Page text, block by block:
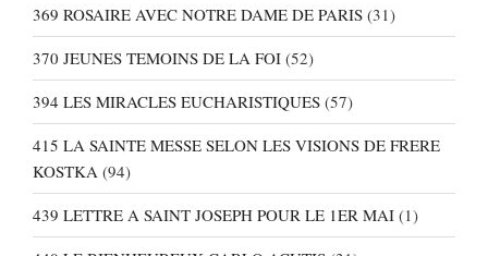
369 ROSAIRE AVEC NOTRE DAME DE PARIS (31)
370 JEUNES TEMOINS DE LA FOI (52)
394 LES MIRACLES EUCHARISTIQUES (57)
415 LA SAINTE MESSE SELON LES VISIONS DE FRERE
KOSTKA (94)
439 LETTRE A SAINT JOSEPH POUR LE 1ER MAI (1)